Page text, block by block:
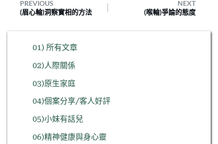
PREVIOUS
NEXT
(眉心輪)洞察實相的方法
(喉輪)爭論的態度
01) 所有文章
02)人際關係
03)原生家庭
04)個案分享/客人好評
05)小妹有話兒
06)精神健康與身心靈